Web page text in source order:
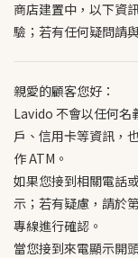
商店建置中，以下資
驗；若有任何疑問請
親愛的顧客您好：
Lavido 不會以任何名
戶、信用卡等資訊，
作 ATM。
如果您接到相關電話
示；若有疑慮，請於
專線進行確認。
當您接到來電顯示開